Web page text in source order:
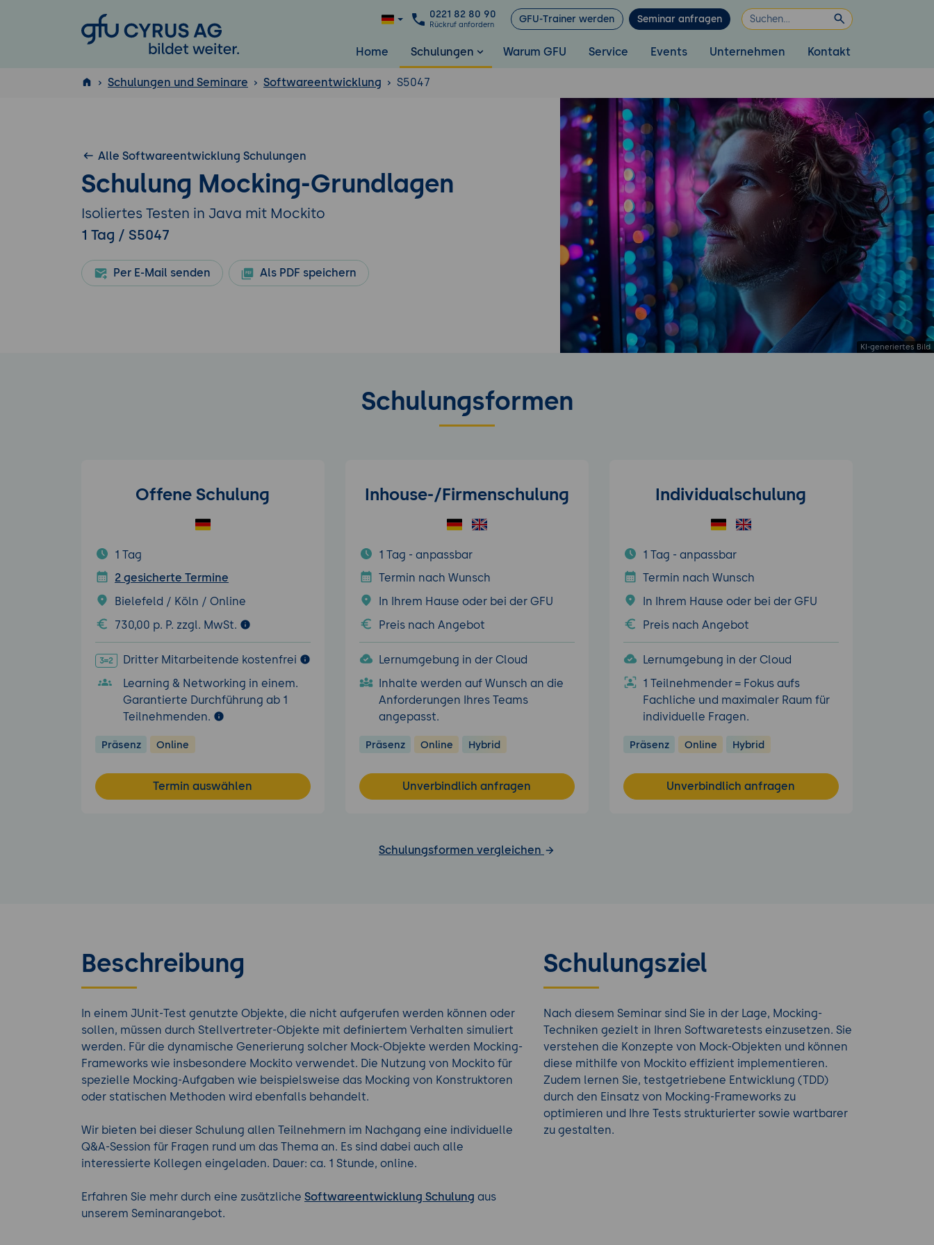
GFU Cyrus AG
0221 82 80 90
Rückruf anfordern GFU-Trainer werden Seminar anfragen
Home Schulungen Warum GFU Service Events Unternehmen Kontakt
ISTQB
Schulungen und Seminare Softwareentwicklung S5047
Alle Softwareentwicklung Schulungen
Schulung Mocking-Grundlagen
Isoliertes Testen in Java mit Mockito
1 Tag / S5047
Per E-Mail senden Als PDF speichern
Schulungsformen
Offene Schulung
1 Tag
2 gesicherte Termine
Bielefeld / Köln / Online
730,00 p. P. zzgl. MwSt.
Dritter Mitarbeitende kostenfrei
Learning & Networking in einem.
Garantierte Durchführung ab 1
Teilnehmenden.
Präsenz Online
Termin auswählen
Inhouse-/Firmenschulung
1 Tag - anpassbar
Termin nach Wunsch
In Ihrem Hause oder bei der GFU
Preis nach Angebot
Lernumgebung in der Cloud
Inhalte werden auf Wunsch an die
Anforderungen Ihres Teams
angepasst.
Präsenz Online Hybrid
Unverbindlich anfragen
Individualschulung
1 Tag - anpassbar
Termin nach Wunsch
In Ihrem Hause oder bei der GFU
Preis nach Angebot
Lernumgebung in der Cloud
1 Teilnehmender = Fokus aufs
Fachliche und maximaler Raum für
individuelle Fragen.
Präsenz Online Hybrid
Unverbindlich anfragen
Schulungsformen vergleichen
Beschreibung
In einem JUnit-Test genutzte Objekte, die nicht aufgerufen werden können oder
sollen, müssen durch Stellvertreter-Objekte mit definiertem Verhalten simuliert
werden. Für die dynamische Generierung solcher Mock-Objekte werden Mocking-
Frameworks wie insbesondere Mockito verwendet. Die Nutzung von Mockito für
spezielle Mocking-Aufgaben wie beispielsweise das Mocking von Konstruktoren
oder statischen Methoden wird ebenfalls behandelt.
Wir bieten bei dieser Schulung allen Teilnehmern im Nachgang eine individuelle
Q&A-Session für Fragen rund um das Thema an. Es sind dabei auch alle
interessierte Kollegen eingeladen. Dauer: ca. 1 Stunde, online.
Erfahren Sie mehr durch eine zusätzliche Softwareentwicklung Schulung aus
unserem Seminarangebot.
Schulungsziel
Nach diesem Seminar sind Sie in der Lage, Mocking-
Techniken gezielt in Ihren Softwaretests einzusetzen. Sie
verstehen die Konzepte von Mock-Objekten und können
diese mithilfe von Mockito effizient implementieren.
Zudem lernen Sie, testgetriebene Entwicklung (TDD)
durch den Einsatz von Mocking-Frameworks zu
optimieren und Ihre Tests strukturierter sowie wartbarer
zu gestalten.